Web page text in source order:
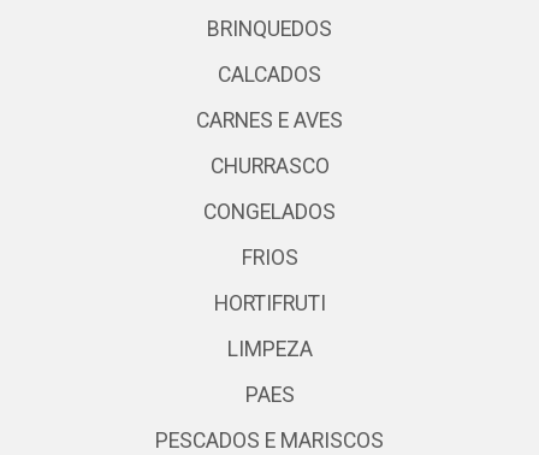
BRINQUEDOS
CALCADOS
CARNES E AVES
CHURRASCO
CONGELADOS
FRIOS
HORTIFRUTI
LIMPEZA
PAES
PESCADOS E MARISCOS